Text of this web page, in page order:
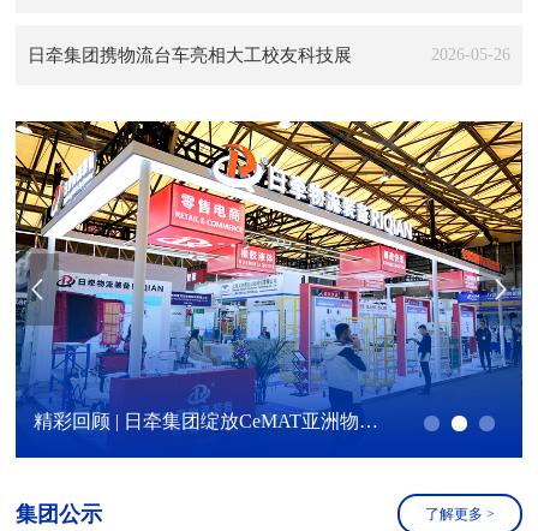
2026-05-26
日牵集团携物流台车亮相大工校友科技展
精彩回顾 | 日牵集团绽放CeMAT亚洲物流展！
集团公示 了解更多 >